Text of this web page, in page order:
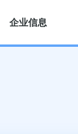
企业信息